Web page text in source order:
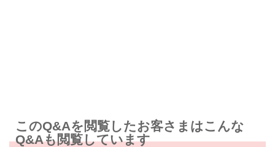
このQ&Aを閲覧したお客さまはこんな
Q&Aも閲覧しています